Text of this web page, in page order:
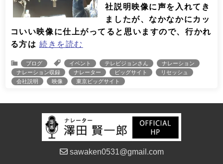
社説明映像に声を入れてき
ましたが、なかなかにカッ
コいい映像に仕上がってると思いますので、行かれ
る方は 続きを読む
ブログ イベント テレビジョンさん
ナレーション
ナレーション収録
ナレーター ビッグサイト
リセッシュ
会社説明
映像 東京ビッグサイト
sawaken0531@gmail.com